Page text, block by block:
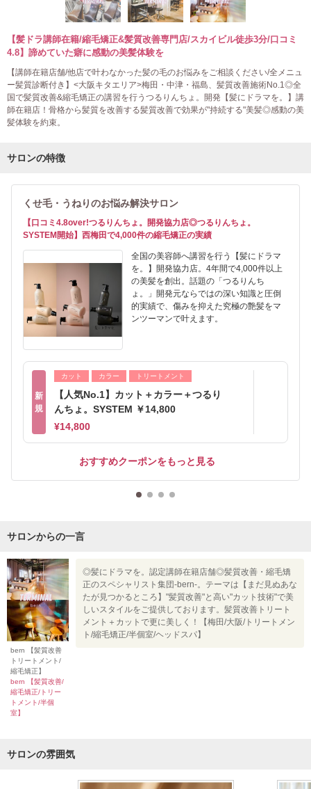
【髪ドラ講師在籍/縮毛矯正&髪質改善専門店/スカイビル徒歩3分/口コミ
4.8】諦めていた癖に感動の美髪体験を
【講師在籍店舗/他店で叶わなかった髪の毛のお悩みをご相談ください/全メニュ
ー髪質診断付き】<大阪キタエリア>梅田・中津・福島、髪質改善施術No.1◎全
国で髪質改善&縮毛矯正の講習を行うつるりんちょ。開発【髪にドラマを。】講
師在籍店！骨格から髪質を改善する髪質改善で効果が"持続する"美髪◎感動の美
髪体験を約束。
サロンの特徴
くせ毛・うねりのお悩み解決サロン
【口コミ4.8over!つるりんちょ。開発協力店◎つるりんちょ。
SYSTEM開始】西梅田で4,000件の縮毛矯正の実績
全国の美容師へ講習を行う【髪にドラマ
を。】開発協力店。4年間で4,000件以上
の美髪を創出。話題の「つるりんち
ょ。」開発元ならではの深い知識と圧倒
的実績で、傷みを抑えた究極の艶髪をマ
ンツーマンで叶えます。
新
規
カット カラー トリートメント
【人気No.1】カット＋カラー＋つるり
んちょ。SYSTEM ￥14,800
¥14,800
おすすめクーポンをもっと見る
サロンからの一言
bern 【髪質改善
トリートメント/
縮毛矯正】
bern 【髪質改善/
縮毛矯正/トリー
トメント/半個
室】
◎髪にドラマを。認定講師在籍店舗◎髪質改善・縮毛矯
正のスペシャリスト集団-bern-。テーマは【まだ見ぬあな
たが見つかるところ】"髪質改善"と高い"カット技術"で美
しいスタイルをご提供しております。髪質改善トリート
メント＋カットで更に美しく！【梅田/大阪/トリートメン
ト/縮毛矯正/半個室/ヘッドスパ】
サロンの雰囲気